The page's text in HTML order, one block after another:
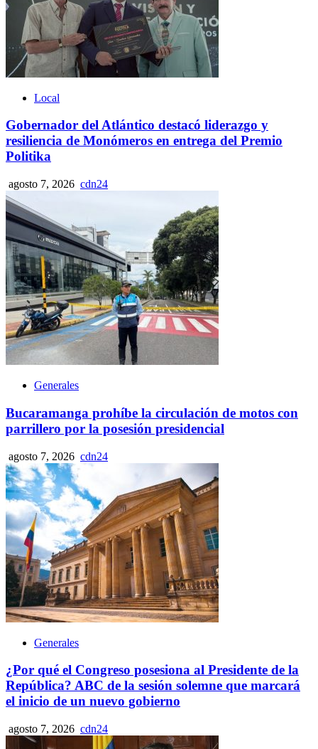
Local
Gobernador del Atlántico destacó liderazgo y
resiliencia de Monómeros en entrega del Premio
Politika
agosto 7, 2026 cdn24
Generales
Bucaramanga prohíbe la circulación de motos con
parrillero por la posesión presidencial
agosto 7, 2026 cdn24
Generales
¿Por qué el Congreso posesiona al Presidente de la
República? ABC de la sesión solemne que marcará
el inicio de un nuevo gobierno
agosto 7, 2026 cdn24